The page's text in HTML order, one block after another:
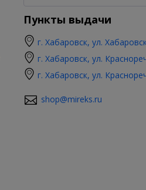
Пункты выдачи
г. Хабаровск, ул.
г. Хабаровск, ул.
г. Хабаровск, ул.
shop@mireks.ru